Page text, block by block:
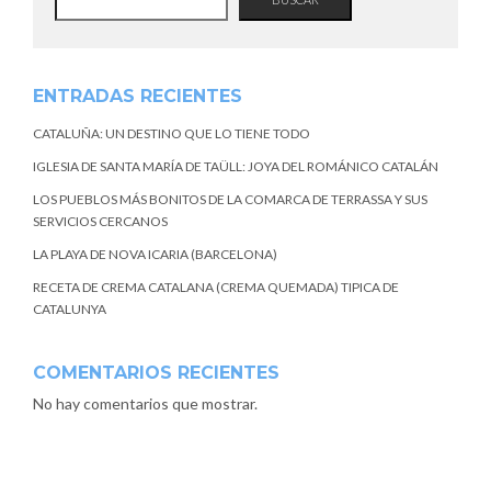
ENTRADAS RECIENTES
CATALUÑA: UN DESTINO QUE LO TIENE TODO
IGLESIA DE SANTA MARÍA DE TAÜLL: JOYA DEL ROMÁNICO CATALÁN
LOS PUEBLOS MÁS BONITOS DE LA COMARCA DE TERRASSA Y SUS
SERVICIOS CERCANOS
LA PLAYA DE NOVA ICARIA (BARCELONA)
RECETA DE CREMA CATALANA (CREMA QUEMADA) TIPICA DE
CATALUNYA
COMENTARIOS RECIENTES
No hay comentarios que mostrar.